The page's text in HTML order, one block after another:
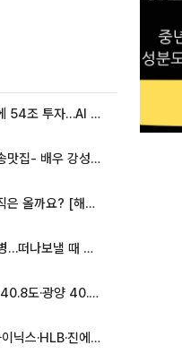
SK하이닉스, 용인·청주에 54조 투자…AI 메모리 생산기지 키운다
'2TV 생생정보' 오늘방송맛집- 배우 강성진 단골! 쌀국수ㆍ푸팟퐁 커리 맛집 '블○○○'
입추매직 '불발', 처서매직은 올까요? [해시태그]
차인표 "동생 구강암 투병…떠나보낼 때 가장 힘들었다”
서울 40도 찍더니 하남 40.8도·광양 40.2도…전국 '펄펄'
[오늘의 주요공시] SK하이닉스·HLB·진에어·포스코홀딩스·네이버·대우건설 등